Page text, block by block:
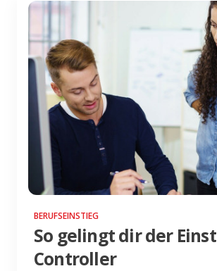
BERUFSEINSTIEG
So gelingt dir der
Controller